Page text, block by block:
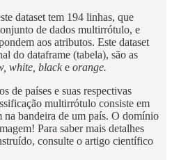
dataset tem 194 linhas, que
de dados multirrótulo, e
aos atributos. Este dataset
do dataframe (tabela), são as
white, black e orange.
de países e suas respectivas
multirrótulo consiste em
na bandeira de um país. O domínio
Para saber mais detalhes
consulte o artigo científico